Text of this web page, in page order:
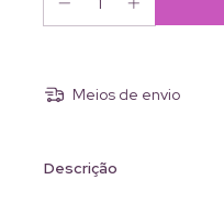
Meios de envio
Descrição